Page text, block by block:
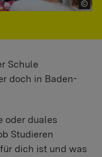
Schule
doch in Baden-
oder duales
Studieren
dich ist und was